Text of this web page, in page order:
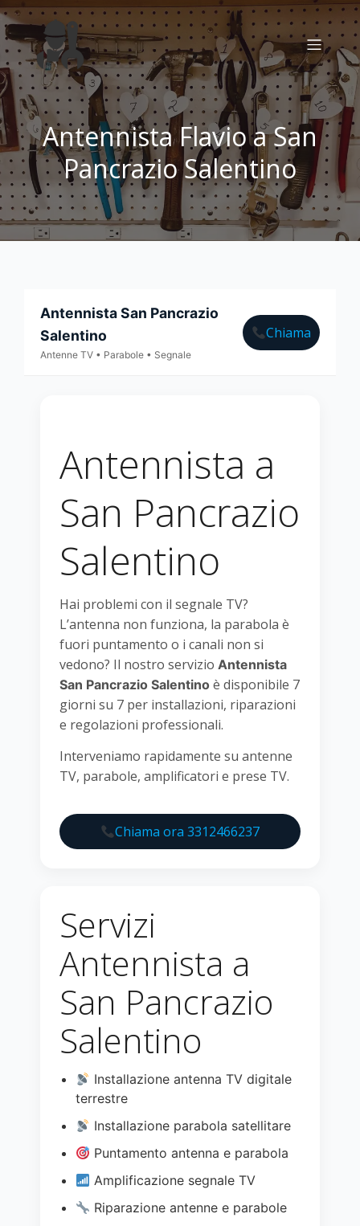
Antennista Flavio a San
Pancrazio Salentino
Antennista San Pancrazio
Salentino
Antenne TV • Parabole • Segnale
Chiama
Antennista a
San Pancrazio
Salentino
Hai problemi con il segnale TV?
L’antenna non funziona, la parabola è
fuori puntamento o i canali non si
vedono? Il nostro servizio Antennista
San Pancrazio Salentino è disponibile 7
giorni su 7 per installazioni, riparazioni
e regolazioni professionali.
Interveniamo rapidamente su antenne
TV, parabole, amplificatori e prese TV.
Chiama ora 3312466237
Servizi
Antennista a
San Pancrazio
Salentino
Installazione antenna TV digitale
terrestre
Installazione parabola satellitare
Puntamento antenna e parabola
Amplificazione segnale TV
Riparazione antenne e parabole